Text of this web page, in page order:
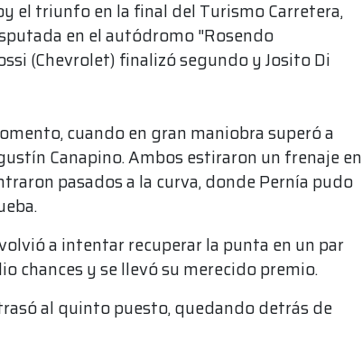
el triunfo en la final del Turismo Carretera,
en el autódromo "Rosendo
(Chevrolet) finalizó segundo y Josito Di
cuando en gran maniobra superó a
Canapino. Ambos estiraron un frenaje en
pasados a la curva, donde Pernía pudo
a intentar recuperar la punta en un par
chances y se llevó su merecido premio.
al quinto puesto, quedando detrás de